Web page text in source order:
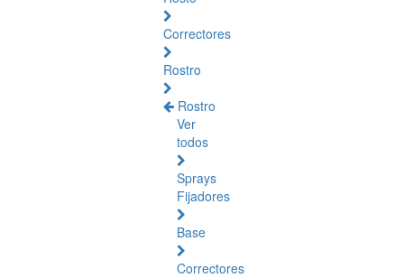
Correctores
Rostro
Rostro
Ver
todos
Sprays
Fijadores
Base
Correctores